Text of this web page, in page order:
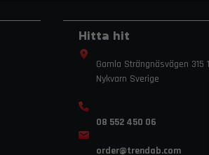
Hitta hit
Gamla Strängnäsvägen 315
Nykvarn Sverige
08 552 450 06
order@trendab.com